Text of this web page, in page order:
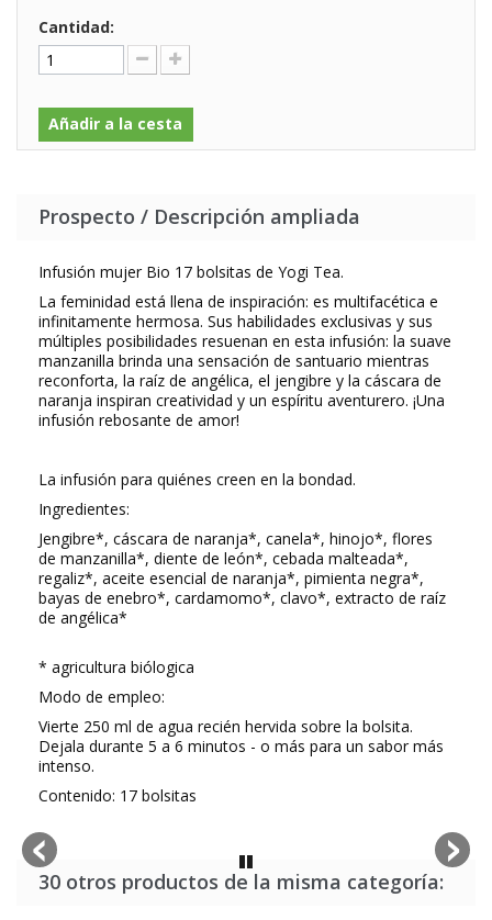
Cantidad:
Añadir a la cesta
Prospecto / Descripción ampliada
Infusión mujer Bio 17 bolsitas de Yogi Tea.
La feminidad está llena de inspiración: es multifacética e
infinitamente hermosa. Sus habilidades exclusivas y sus
múltiples posibilidades resuenan en esta infusión: la suave
manzanilla brinda una sensación de santuario mientras
reconforta, la raíz de angélica, el jengibre y la cáscara de
naranja inspiran creatividad y un espíritu aventurero. ¡Una
infusión rebosante de amor!
La infusión para quiénes creen en la bondad.
Ingredientes:
Jengibre*, cáscara de naranja*, canela*, hinojo*, flores
de manzanilla*, diente de león*, cebada malteada*,
regaliz*, aceite esencial de naranja*, pimienta negra*,
bayas de enebro*, cardamomo*, clavo*, extracto de raíz
de angélica*
* agricultura biólogica
Modo de empleo:
Vierte 250 ml de agua recién hervida sobre la bolsita.
Dejala durante 5 a 6 minutos - o más para un sabor más
intenso.
Contenido: 17 bolsitas
30 otros productos de la misma categoría: